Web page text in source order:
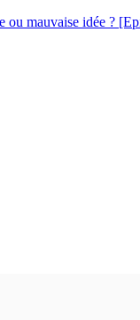
ou mauvaise idée ?